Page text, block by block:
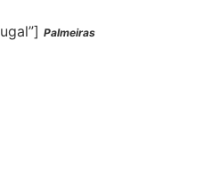
Palmeiras